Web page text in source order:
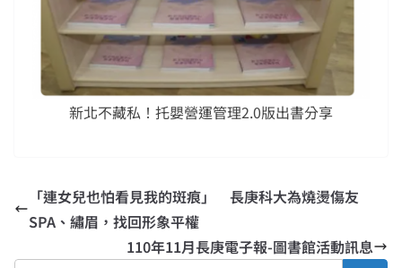
新北不藏私！托嬰營運管理2.0版出書分享
「連女兒也怕看見我的斑痕」 長庚科大為燒燙傷友
SPA、繡眉，找回形象平權
110年11月長庚電子報-圖書館活動訊息